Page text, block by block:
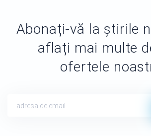
Abonați-vă la știrile
aflați mai multe
ofertele